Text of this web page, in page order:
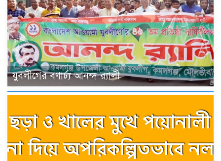
যুবলীগের বণার্ঢ্য আনন্দ র‍্যালী